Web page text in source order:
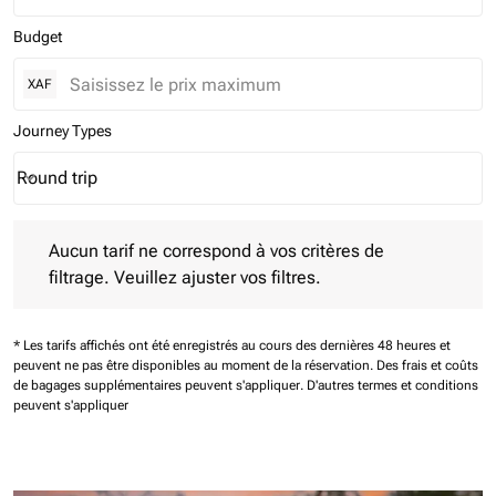
Budget
XAF
Journey Types
Journey Types option Round trip Selected
Round trip
keyboard_arrow_down
Aucun tarif ne correspond à vos critères de
filtrage. Veuillez ajuster vos filtres.
* Les tarifs affichés ont été enregistrés au cours des dernières 48 heures et
peuvent ne pas être disponibles au moment de la réservation. Des frais et coûts
de bagages supplémentaires peuvent s'appliquer. D'autres termes et conditions
peuvent s'appliquer